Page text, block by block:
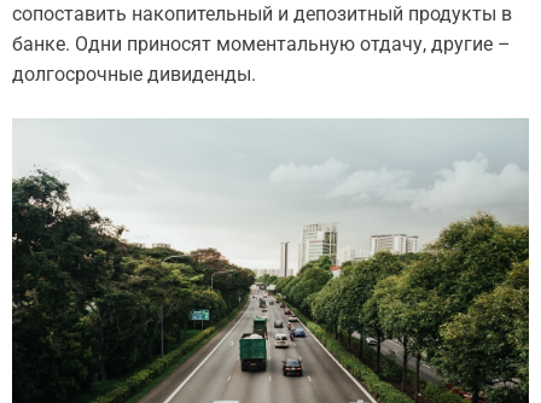
сопоставить накопительный и депозитный продукты в
банке. Одни приносят моментальную отдачу, другие –
долгосрочные дивиденды.